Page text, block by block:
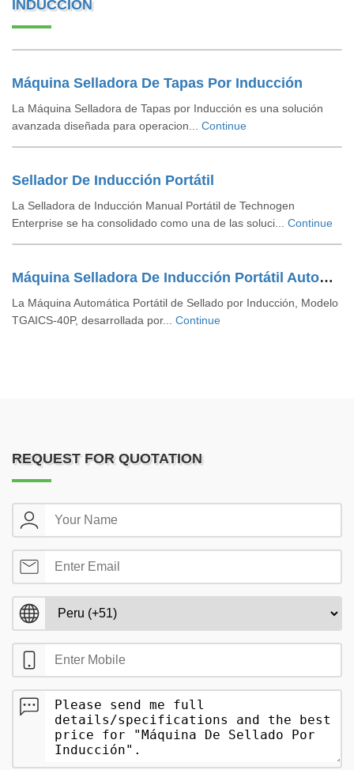
INDUCCIÓN
Máquina Selladora De Tapas Por Inducción
La Máquina Selladora de Tapas por Inducción es una solución
avanzada diseñada para operacion... Continue
Sellador De Inducción Portátil
La Selladora de Inducción Manual Portátil de Technogen
Enterprise se ha consolidado como una de las soluci... Continue
Máquina Selladora De Inducción Portátil Automática
La Máquina Automática Portátil de Sellado por Inducción, Modelo
TGAICS-40P, desarrollada por... Continue
REQUEST FOR QUOTATION